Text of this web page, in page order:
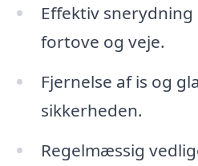
Effektiv snerydning
fortove og veje.
Fjernelse af is og
sikkerheden.
Regelmæssig